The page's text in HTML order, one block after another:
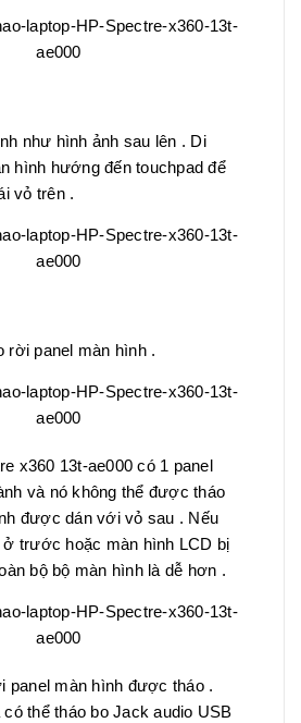
như hình ảnh sau lên . Di
hình hướng đến touchpad để
vỏ trên .
rời panel màn hình .
x360 13t-ae000 có 1 panel
và nó không thể được tháo
được dán với vỏ sau . Nếu
trước hoặc màn hình LCD bị
bộ bộ màn hình là dễ hơn .
panel màn hình được tháo .
thể tháo bo Jack audio USB